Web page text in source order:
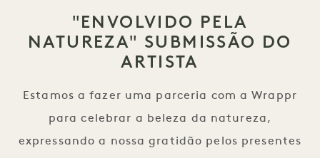
"ENVOLVIDO PELA
NATUREZA" SUBMISSÃO DO
ARTISTA
Estamos a fazer uma parceria com a Wrappr
para celebrar a beleza da natureza,
expressando a nossa gratidão pelos presentes